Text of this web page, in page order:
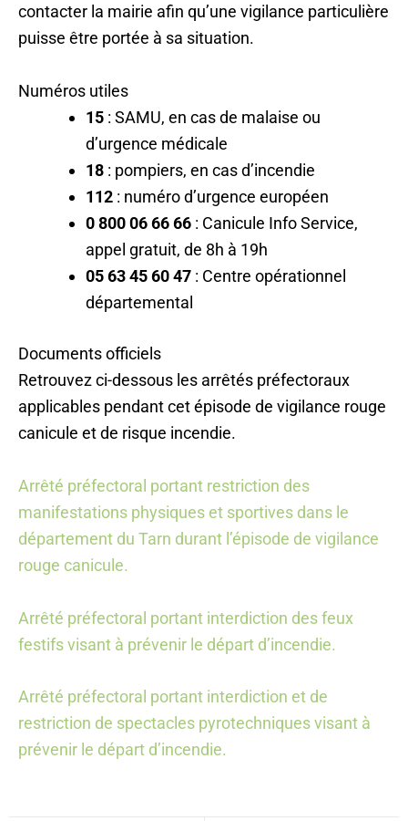
contacter la mairie afin qu’une vigilance particulière
puisse être portée à sa situation.
Numéros utiles
15 : SAMU, en cas de malaise ou
d’urgence médicale
18 : pompiers, en cas d’incendie
112 : numéro d’urgence européen
0 800 06 66 66 : Canicule Info Service,
appel gratuit, de 8h à 19h
05 63 45 60 47 : Centre opérationnel
départemental
Documents officiels
Retrouvez ci-dessous les arrêtés préfectoraux
applicables pendant cet épisode de vigilance rouge
canicule et de risque incendie.
Arrêté préfectoral portant restriction des
manifestations physiques et sportives dans le
département du Tarn durant l’épisode de vigilance
rouge canicule.
Arrêté préfectoral portant interdiction des feux
festifs visant à prévenir le départ d’incendie.
Arrêté préfectoral portant interdiction et de
restriction de spectacles pyrotechniques visant à
prévenir le départ d’incendie.